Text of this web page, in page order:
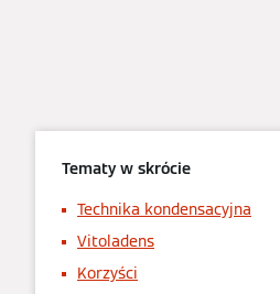
Tematy w skrócie
Technika kondensacyjna
Vitoladens
Korzyści